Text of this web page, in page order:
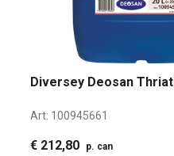
Diversey Deosan
Art: 100945661
€ 212,80 p. can